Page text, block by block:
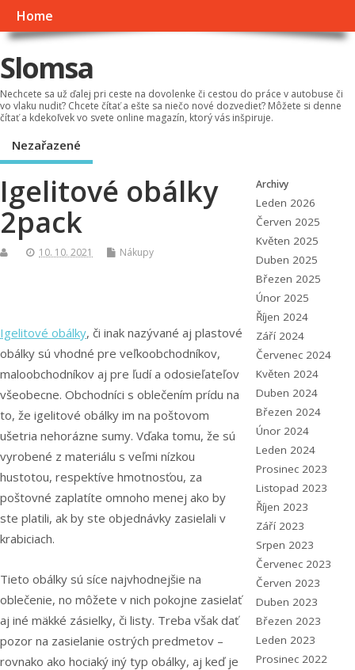
Home
Slomsa
Nechcete sa už ďalej pri ceste na dovolenke či cestou do práce v autobuse či
vo vlaku nudiť? Chcete čítať a ešte sa niečo nové dozvedieť? Môžete si denne
čítať a kdekoľvek vo svete online magazín, ktorý vás inšpiruje.
Nezařazené
Igelitové obálky
2pack
10. 10. 2021 Nákupy
Igelitové obálky, či inak nazývané aj plastové
obálky sú vhodné pre veľkoobchodníkov,
maloobchodníkov aj pre ľudí a odosieľateľov
všeobecne. Obchodníci s oblečením prídu na
to, že igelitové obálky im na poštovom
ušetria nehorázne sumy. Vďaka tomu, že sú
vyrobené z materiálu s veľmi nízkou
hustotou, respektíve hmotnosťou, za
poštovné zaplatíte omnoho menej ako by
ste platili, ak by ste objednávky zasielali v
krabiciach.
Tieto obálky sú síce najvhodnejšie na
oblečenie, no môžete v nich pokojne zasielať
aj iné mäkké zásielky, či listy. Treba však dať
pozor na zasielanie ostrých predmetov –
rovnako ako hociaký iný typ obálky, aj keď je
Archivy
Leden 2026
Červen 2025
Květen 2025
Duben 2025
Březen 2025
Únor 2025
Říjen 2024
Září 2024
Červenec 2024
Květen 2024
Duben 2024
Březen 2024
Únor 2024
Leden 2024
Prosinec 2023
Listopad 2023
Říjen 2023
Září 2023
Srpen 2023
Červenec 2023
Červen 2023
Duben 2023
Březen 2023
Leden 2023
Prosinec 2022